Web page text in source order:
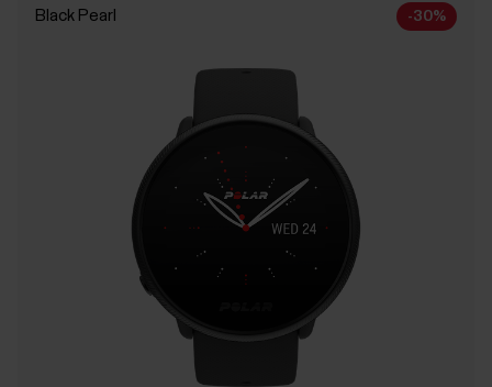
Black Pearl -30%